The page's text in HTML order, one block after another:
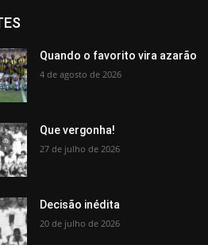
Quando o favorito vira azarão
4 de agosto de 2026
Que vergonha!
27 de julho de 2026
Decisão inédita
20 de julho de 2026